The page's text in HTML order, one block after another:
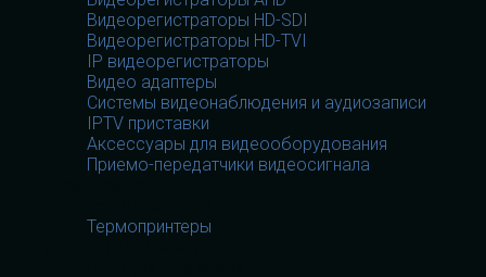
Видеорегистраторы HD-SDI
Видеорегистраторы HD-TVI
IP видеорегистраторы
Видео адаптеры
Системы видеонаблюдения и аудиозаписи
IPTV приставки
Аксессуары для видеооборудования
Приемо-передатчики видеосигнала
Термопринтеры